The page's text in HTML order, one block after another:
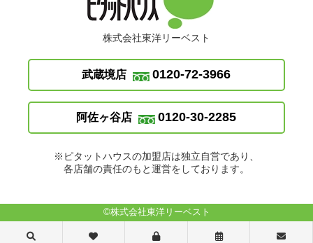
株式会社東洋リーベスト
武蔵境店 0120-72-3966
阿佐ヶ谷店 0120-30-2285
※ピタットハウスの加盟店は独立自営であり、
各店舗の責任のもと運営をしております。
©株式会社東洋リーベスト